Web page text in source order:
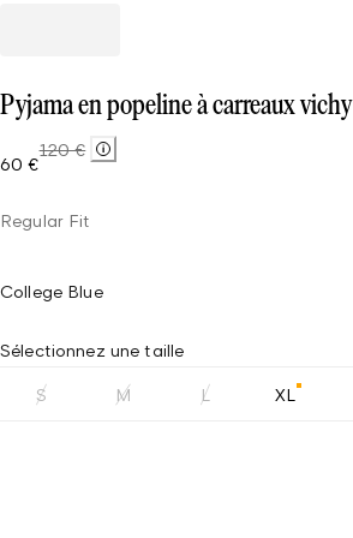
Pyjama en popeline à carreaux vichy
60 €
120 €
Regular Fit
College Blue
Sélectionnez une taille
S M L XL